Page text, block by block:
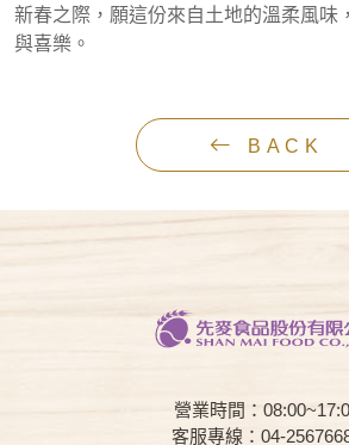
新春之際，願這份來自土地的溫柔風味
與喜樂。
BACK
營業時間：
客服專線：04-